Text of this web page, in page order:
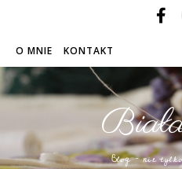
O MNIE KONTAKT
Blog – nie